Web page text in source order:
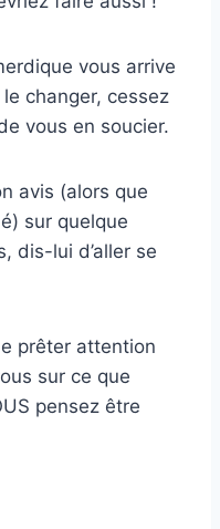
vous arrive
changer, cessez
vous en soucier.
avis (alors que
sur quelque
dis-lui d’aller se
prêter attention
sur ce que
pensez être